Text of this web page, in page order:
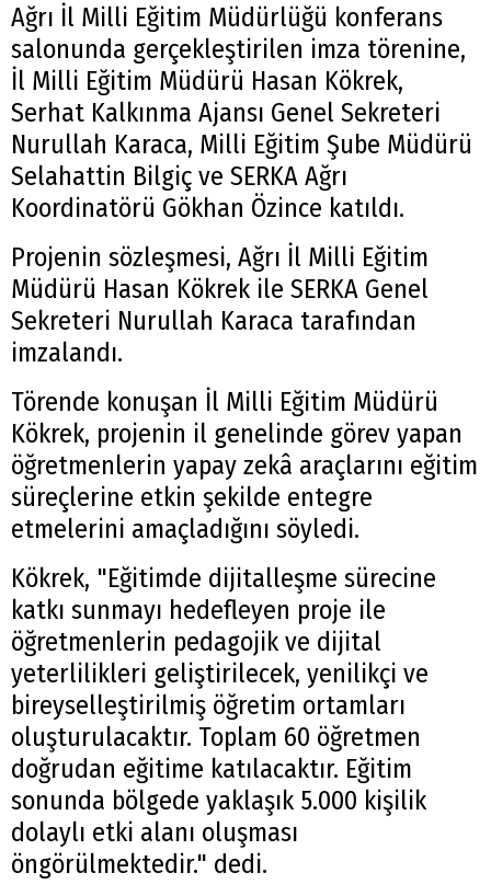
Ağrı İl Milli Eğitim Müdürlüğü konferans
salonunda gerçekleştirilen imza törenine,
İl Milli Eğitim Müdürü Hasan Kökrek,
Serhat Kalkınma Ajansı Genel Sekreteri
Nurullah Karaca, Milli Eğitim Şube Müdürü
Selahattin Bilgiç ve SERKA Ağrı
Koordinatörü Gökhan Özince katıldı.
Projenin sözleşmesi, Ağrı İl Milli Eğitim
Müdürü Hasan Kökrek ile SERKA Genel
Sekreteri Nurullah Karaca tarafından
imzalandı.
Törende konuşan İl Milli Eğitim Müdürü
Kökrek, projenin il genelinde görev yapan
öğretmenlerin yapay zekâ araçlarını eğitim
süreçlerine etkin şekilde entegre
etmelerini amaçladığını söyledi.
Kökrek, "Eğitimde dijitalleşme sürecine
katkı sunmayı hedefleyen proje ile
öğretmenlerin pedagojik ve dijital
yeterlilikleri geliştirilecek, yenilikçi ve
bireyselleştirilmiş öğretim ortamları
oluşturulacaktır. Toplam 60 öğretmen
doğrudan eğitime katılacaktır. Eğitim
sonunda bölgede yaklaşık 5.000 kişilik
dolaylı etki alanı oluşması
öngörülmektedir." dedi.